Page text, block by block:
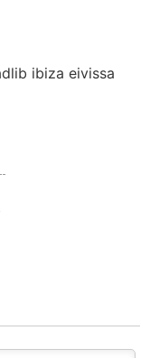
ibiza eivissa